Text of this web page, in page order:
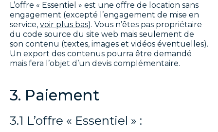
L’offre « Essentiel » est une offre de location sans
engagement (excepté l’engagement de mise en
service, voir plus bas). Vous n’êtes pas propriétaire
du code source du site web mais seulement de
son contenu (textes, images et vidéos éventuelles).
Un export des contenus pourra être demandé
mais fera l’objet d’un devis complémentaire.
3. Paiement
3.1 L’offre « Essentiel » :